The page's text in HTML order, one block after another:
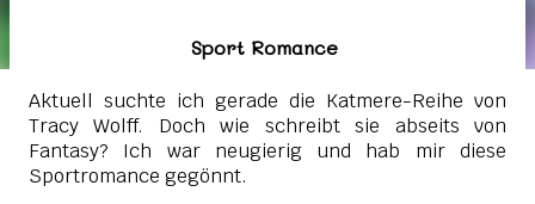
Sport Romance
Aktuell suchte ich gerade die Katmere-Reihe von
Tracy Wolff. Doch wie schreibt sie abseits von
Fantasy? Ich war neugierig und hab mir diese
Sportromance gegönnt.